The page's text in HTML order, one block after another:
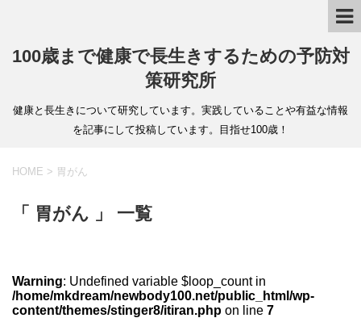
100歳まで健康で長生きするための予防対
策研究所
健康と長生きについて研究しています。実践していることや有益な情報
を記事にして投稿しています。目指せ100歳！
HOME > 胃がん
「 胃がん 」 一覧
Warning: Undefined variable $loop_count in
/home/mkdream/newbody100.net/public_html/wp-
content/themes/stinger8/itiran.php on line 7